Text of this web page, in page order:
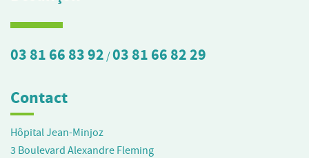
03 81 66 83 92 /03 81 66 82 29
Contact
Hôpital Jean-Minjoz
3 Boulevard Alexandre Fleming